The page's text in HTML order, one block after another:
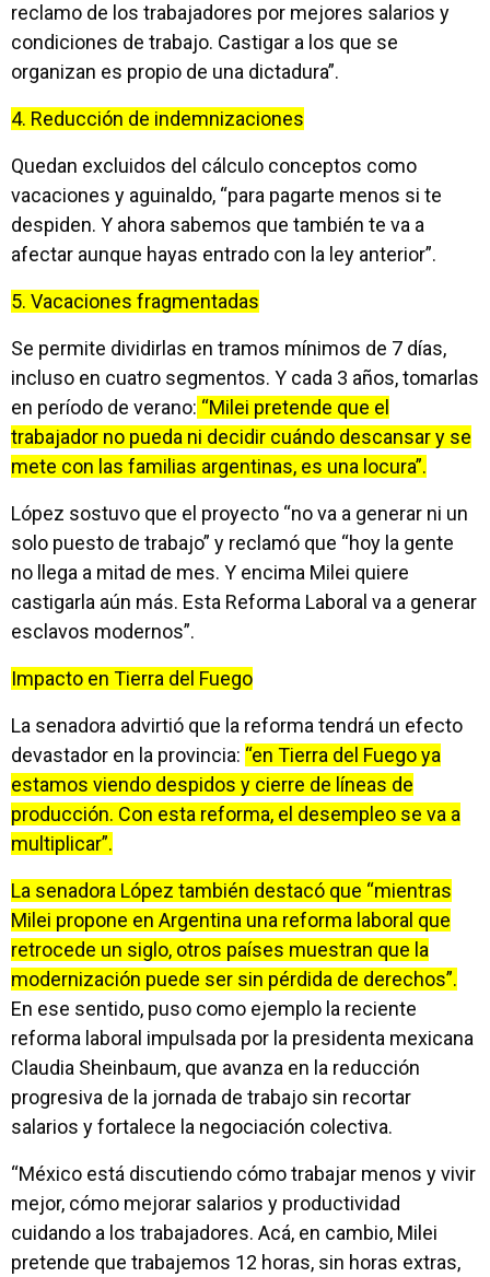
reclamo de los trabajadores por mejores salarios y
condiciones de trabajo. Castigar a los que se
organizan es propio de una dictadura”.
4. Reducción de indemnizaciones
Quedan excluidos del cálculo conceptos como
vacaciones y aguinaldo, “para pagarte menos si te
despiden. Y ahora sabemos que también te va a
afectar aunque hayas entrado con la ley anterior”.
5. Vacaciones fragmentadas
Se permite dividirlas en tramos mínimos de 7 días,
incluso en cuatro segmentos. Y cada 3 años, tomarlas
en período de verano: “Milei pretende que el
trabajador no pueda ni decidir cuándo descansar y se
mete con las familias argentinas, es una locura”.
López sostuvo que el proyecto “no va a generar ni un
solo puesto de trabajo” y reclamó que “hoy la gente
no llega a mitad de mes. Y encima Milei quiere
castigarla aún más. Esta Reforma Laboral va a generar
esclavos modernos”.
Impacto en Tierra del Fuego
La senadora advirtió que la reforma tendrá un efecto
devastador en la provincia: “en Tierra del Fuego ya
estamos viendo despidos y cierre de líneas de
producción. Con esta reforma, el desempleo se va a
multiplicar”.
La senadora López también destacó que “mientras
Milei propone en Argentina una reforma laboral que
retrocede un siglo, otros países muestran que la
modernización puede ser sin pérdida de derechos”.
En ese sentido, puso como ejemplo la reciente
reforma laboral impulsada por la presidenta mexicana
Claudia Sheinbaum, que avanza en la reducción
progresiva de la jornada de trabajo sin recortar
salarios y fortalece la negociación colectiva.
“México está discutiendo cómo trabajar menos y vivir
mejor, cómo mejorar salarios y productividad
cuidando a los trabajadores. Acá, en cambio, Milei
pretende que trabajemos 12 horas, sin horas extras,